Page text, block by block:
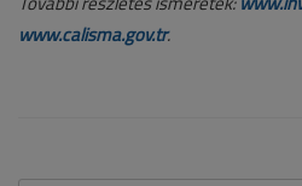
www.calisma.gov.tr.